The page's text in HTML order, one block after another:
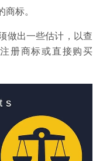
商标。
做出一些估计，以查
册商标或直接购买